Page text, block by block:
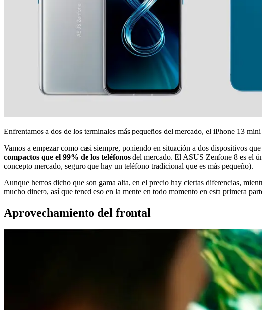
Enfrentamos a dos de los terminales más pequeños del mercado, el iPhone 13
Vamos a empezar como casi siempre, poniendo en situación a dos dispositivos
compactos que el 99% de los teléfonos del mercado. El ASUS Zenfone 8 es el
concepto mercado, seguro que hay un teléfono tradicional que es más pequeño).
Aunque hemos dicho que son gama alta, en el precio hay ciertas diferencias,
mucho dinero, así que tened eso en la mente en todo momento en esta primera
Aprovechamiento del frontal